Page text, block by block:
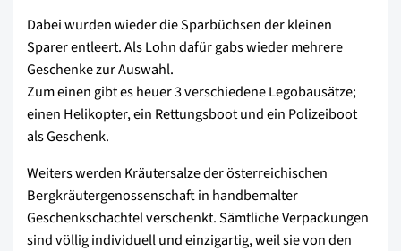
Dabei wurden wieder die Sparbüchsen der kleinen
Sparer entleert. Als Lohn dafür gabs wieder mehrere
Geschenke zur Auswahl.
Zum einen gibt es heuer 3 verschiedene Legobausätze;
einen Helikopter, ein Rettungsboot und ein Polizeiboot
als Geschenk.
Weiters werden Kräutersalze der österreichischen
Bergkräutergenossenschaft in handbemalter
Geschenkschachtel verschenkt. Sämtliche Verpackungen
sind völlig individuell und einzigartig, weil sie von den